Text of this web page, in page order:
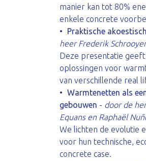
manier kan tot 80%
enkele concrete
Praktische
heer Frederik
Deze presentatie geeft
oplossingen voor
van verschillende real
Warmtenetten als
gebouwen - door de
Equans en Raphaël
We lichten de evolutie
voor hun technische,
concrete case.